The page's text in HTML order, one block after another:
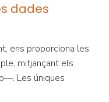
dades
ens proporciona les
mitjançant els
Les úniques